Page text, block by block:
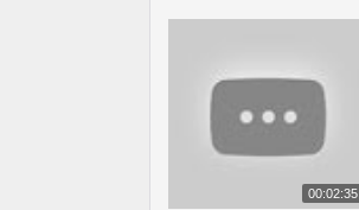
00:02:35